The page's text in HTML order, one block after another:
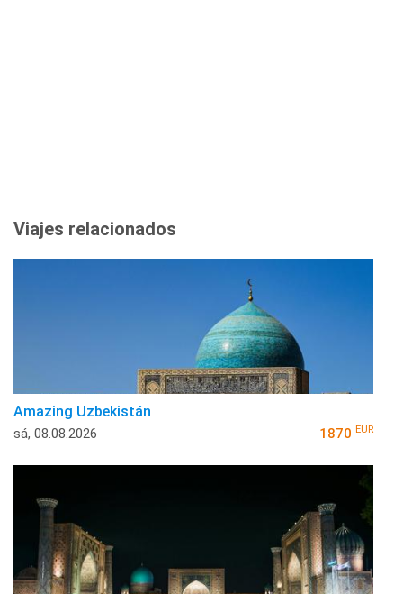
Viajes relacionados
Amazing Uzbekistán
sá, 08.08.2026 1870 EUR